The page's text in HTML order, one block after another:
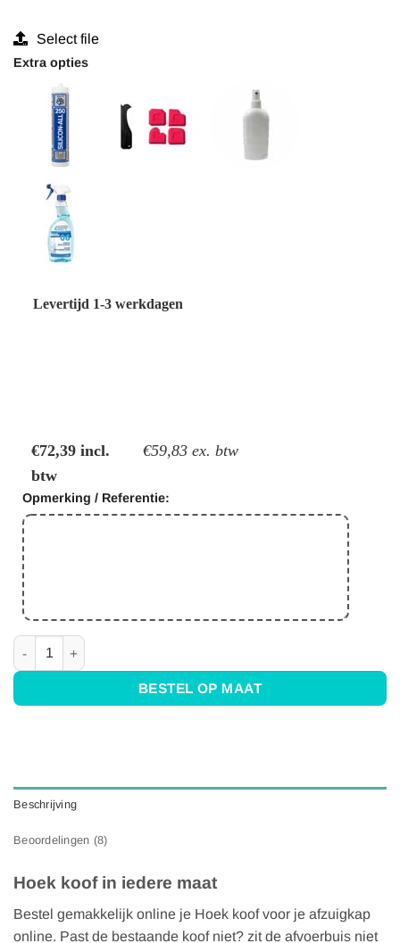
Select file
Extra opties
Levertijd 1-3 werkdagen
€72,39 incl.
btw
€59,83 ex. btw
Opmerking / Referentie:
Hoek koof - Op maat - RVS aantal
BESTEL OP MAAT
Beschrijving
Beoordelingen (8)
Hoek koof in iedere maat
Bestel gemakkelijk online je Hoek koof voor je afzuigkap
online. Past de bestaande koof niet? zit de afvoerbuis niet